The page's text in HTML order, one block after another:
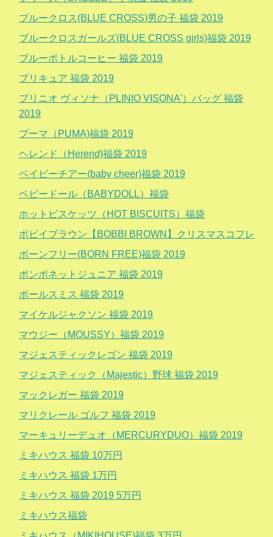
ブルークロス(BLUE CROSS)男の子 福袋 2019
ブルークロスガールズ(BLUE CROSS girls)福袋 2019
ブルーボトルコーヒー 福袋 2019
プリキュア 福袋 2019
プリニオ ヴィソナ（PLINIO VISONA'）バッグ 福袋
2019
プーマ（PUMA)福袋 2019
ヘレンド（Herend)福袋 2019
ベイビーチアー(baby cheer)福袋 2019
ベビードール（BABYDOLL）福袋
ホットビスケッツ（HOT BISCUITS）福袋
ボビイブラウン【BOBBI BROWN】クリスマスコフレ
ボーンフリー(BORN FREE)福袋 2019
ポンポネットジュニア 福袋 2019
ポールスミス 福袋 2019
マイケルジャクソン 福袋 2019
マウジー（MOUSSY）福袋 2019
マジェスティックレゴン 福袋 2019
マジェスティック（Majestic）野球 福袋 2019
マックレガー 福袋 2019
マリクレール ゴルフ 福袋 2019
マーキュリーデュオ（MERCURYDUO）福袋 2019
ミキハウス 福袋 10万円
ミキハウス 福袋 1万円
ミキハウス 福袋 2019 5万円
ミキハウス福袋